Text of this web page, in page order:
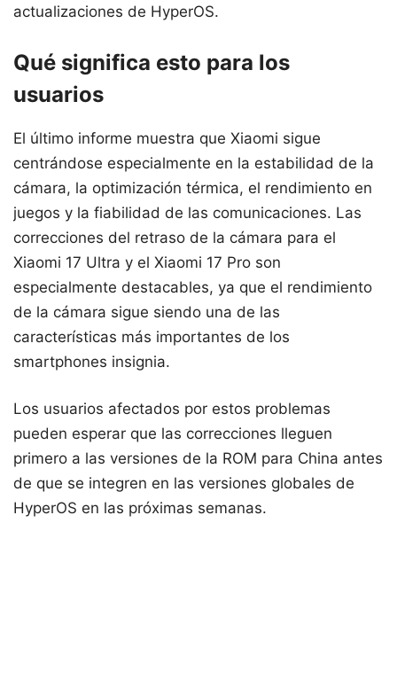
actualizaciones de HyperOS.
Qué significa esto para los
usuarios
El último informe muestra que Xiaomi sigue
centrándose especialmente en la estabilidad de la
cámara, la optimización térmica, el rendimiento en
juegos y la fiabilidad de las comunicaciones. Las
correcciones del retraso de la cámara para el
Xiaomi 17 Ultra y el Xiaomi 17 Pro son
especialmente destacables, ya que el rendimiento
de la cámara sigue siendo una de las
características más importantes de los
smartphones insignia.
Los usuarios afectados por estos problemas
pueden esperar que las correcciones lleguen
primero a las versiones de la ROM para China antes
de que se integren en las versiones globales de
HyperOS en las próximas semanas.